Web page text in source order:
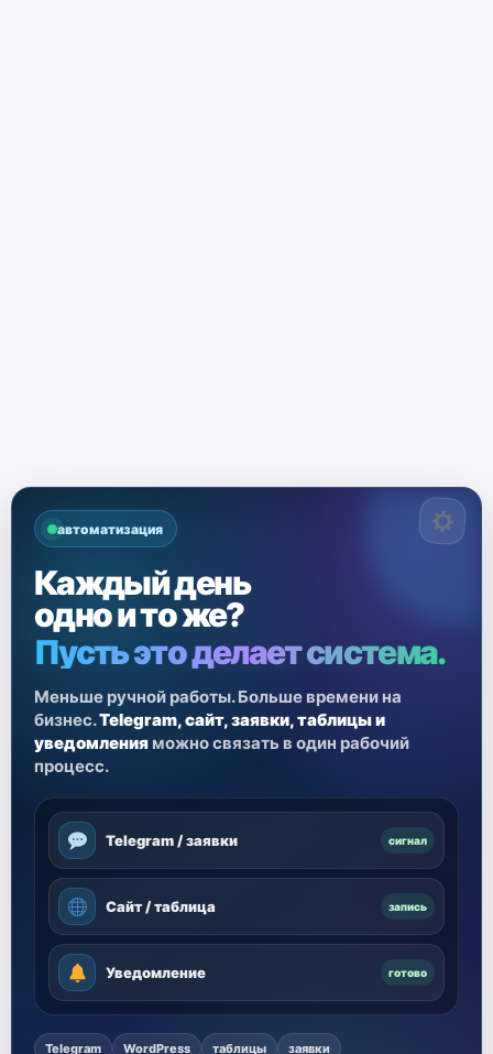
автоматизация
Каждый день
одно и то же?
Пусть это делает система.
Меньше ручной работы. Больше времени на
бизнес.Telegram, сайт, заявки, таблицы и
уведомления можно связать в один рабочий
процесс.
Telegram / заявки сигнал
Сайт / таблица запись
Уведомление готово
Telegram WordPress таблицы заявки